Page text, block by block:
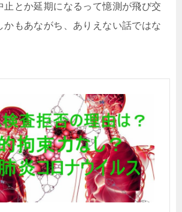
止とか延期になるって憶測が飛び交
かもあながち、ありえない話ではな